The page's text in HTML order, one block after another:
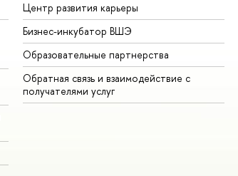
Центр развития карьеры
Бизнес-инкубатор ВШЭ
Образовательные партнерства
Обратная связь и взаимодействие с
получателями услуг